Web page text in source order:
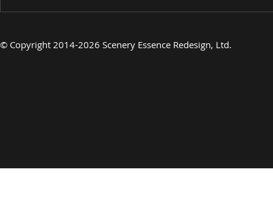
© Copyright 2014-2026 Scenery Essence Redesign, Ltd.